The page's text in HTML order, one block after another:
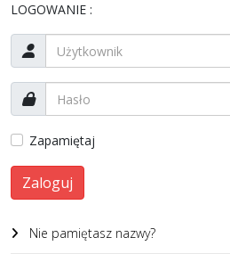
LOGOWANIE :
Zapamiętaj
Zaloguj
Nie pamiętasz nazwy?